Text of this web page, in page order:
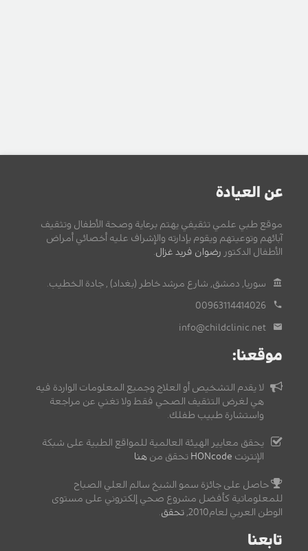
عن العيادة
موقع طبي علمي تثقيفي يهتم برعاية وصحة الأطفال وتثقيف
آبائهم وتوعيتهم ويقوم بإدارته والإشراف عليه أخصائي أمراض
الأطفال الدكتور رضوان فريد غزال.
سوريا, دمشق, شارع مرشد خاطر (بغداد) , جادة الخطيب.
00963114414026
info@childclinic.net
موقعنا:
لا يقدم التشخيص أو العلاج وجميع المعلومات الواردة فيه
هي لغرض التثقيف الصحي فقط ولا تغني عن مراجعة
واستشارة طبيب طفلك.
يحقق معايير الهيئة العالمية للمواقع الطبية على شبكة
الإنترنت HONcode تحقق من هنا
حاصل على جائزة سمو الشيخ سالم العلي الصباح
للمعلوماتية كأفضل مشروع صحي إلكتروني على مستوى
الوطن العربي لعام2010,
تحقق.
تابعنا